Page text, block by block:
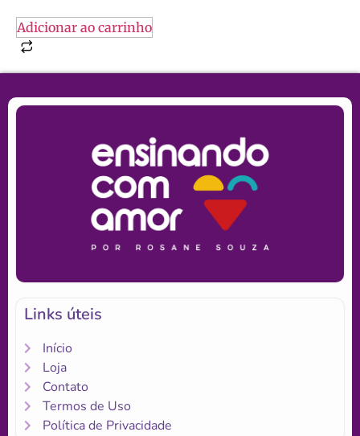
Adicionar ao carrinho
Links úteis
Início
Loja
Contato
Termos de Uso
Política de Privacidade